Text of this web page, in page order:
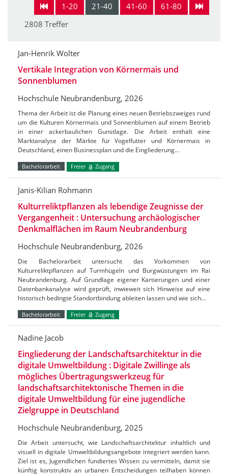
1-20 21-40 41-60
61-80
2808 Treffer
Jan-Henrik Wolter
Vertikale Integration von Körnermais und
Sonnenblumen
Hochschule Neubrandenburg, 2026
Thema der Arbeit ist die Planung eines neuen Betriebszweiges rund
um die Kulturen Körnermais und Sonnenblumen auf einem Betrieb
in einer ackerbaulichen Gunstlage. Die Arbeit enthält eine
Marktanalyse der Märkte für Vogelfutter und Körnermais in
Deutschland, einen Businessplan und die Eingliederung…
Bachelorarbeit Freier Zugang
Janis-Kilian Rohmann
Kulturreliktpflanzen als lebendige Zeugnisse der
Vergangenheit : Untersuchung archäologischer
Denkmalflächen im Raum Neubrandenburg
Hochschule Neubrandenburg, 2026
Die Bachelorarbeit untersucht das Vorkommen von
Kulturreliktpflanzen auf Turmhügeln und Burgwüstungen im Rai
Neubrandenburg. Auf Grundlage eigener Kartierungen und einer
Datenbankanalyse wird geprüft, inwieweit sich Hinweise auf eine
historisch bedingte Standortbindung ableiten lassen und wie sich…
Bachelorarbeit Freier Zugang
Nadine Jacob
Eingliederung der Landschaftsarchitektur in die
digitale Umweltbildung : Digitale Zwillinge als
mögliches Übertragungswerkzeug für
landschaftsarchitektonische Themen in die
digitale Umweltbildung für eine jugendliche
Zielgruppe in Deutschland
Hochschule Neubrandenburg, 2025
Die Arbeit untersucht, wie Landschaftsarchitektur inhaltlich und
visuell in digitale Umweltbildungsangebote integriert werden kann.
Ziel ist es, Jugendlichen fundiertes Wissen zu vermitteln, damit sie
künftig konstruktiv an urbanen Entscheidungen teilhaben können